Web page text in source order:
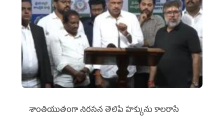
శాంతియుతంగా నిరసన తెలిపే హక్కును కాలరాసే